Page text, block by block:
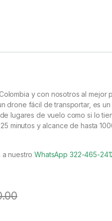
y con nosotros al mejor
drone fácil de transportar, es
lugares de vuelo como si lo
minutos y alcance de hasta
a nuestroWhatsApp 322-465-